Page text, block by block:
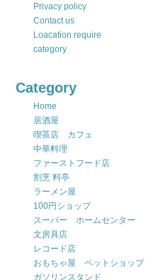
Privacy policy
Contact us
Loacation require
category
Category
Home
居酒屋
喫茶店 カフェ
中華料理
ファーストフード店
割烹 料亭
ラーメン屋
100円ショップ
スーパー ホームセンター
文房具店
レコード店
おもちゃ屋 ペットショップ
ガソリンスタンド